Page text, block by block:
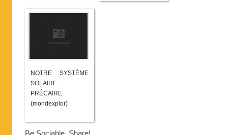
NOTRE SYSTÈME
SOLAIRE
PRÉCAIRE
(mondexplor)